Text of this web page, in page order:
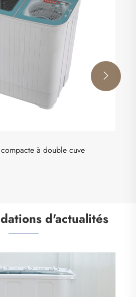
à double cuve

d'actualités